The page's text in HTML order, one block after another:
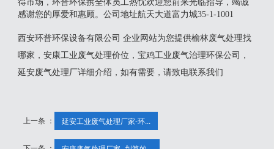
得市场，环普环保携全体员工热忱欢迎您前来光临指导，竭诚
感谢您的厚爱和惠顾。公司地址航天大道富力城35-1-1001
西安环普环保设备有限公司 企业网站为您提供榆林废气处理找
哪家，安康工业废气处理价位，宝鸡工业废气治理环保公司，
延安废气处理厂详细介绍，如有需要，请致电联系我们
上一条 ： 延安工业废气处理厂家-环...